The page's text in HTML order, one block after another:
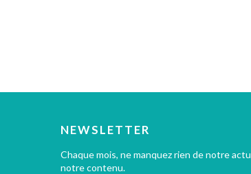
NEWSLETTER
Chaque mois, ne manquez rien de notre
notre contenu.